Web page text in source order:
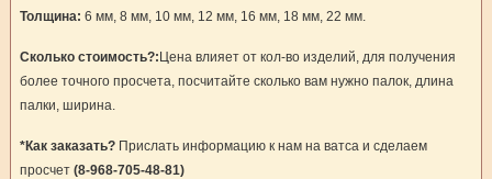
Толщина: 6 мм, 8 мм, 10 мм, 12 мм, 16 мм, 18 мм, 22 мм.
Сколько стоимость?: Цена влияет от кол-во изделий, для получения
более точного просчета, посчитайте сколько вам нужно палок, длина
палки, ширина.
*Как заказать?Прислать информацию к нам на ватса и сделаем
просчет (8-968-705-48-81)